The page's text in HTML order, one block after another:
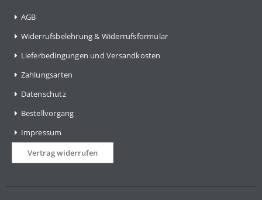
AGB
Widerrufsbelehrung & Widerrufsformular
Lieferbedingungen und Versandkosten
Zahlungsarten
Datenschutz
Bestellvorgang
Impressum
Vertrag widerrufen